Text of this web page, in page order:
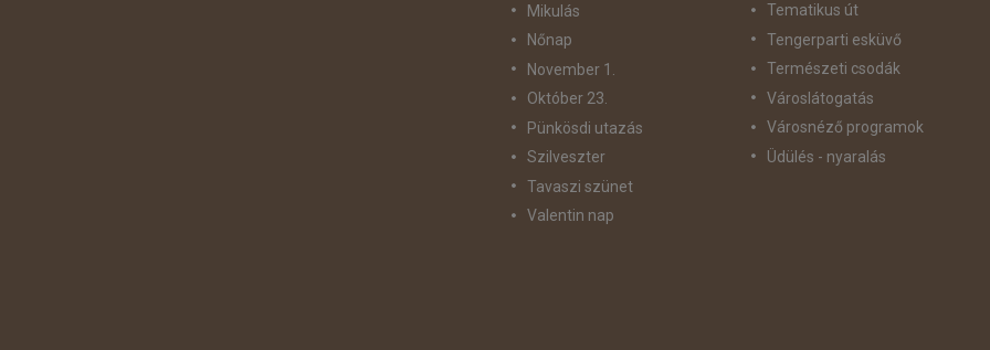
Mikulás
Nőnap
November 1.
Október 23.
Pünkösdi utazás
Szilveszter
Tavaszi szünet
Valentin nap
Tematikus út
Tengerparti esküvő
Természeti csodák
Városlátogatás
Városnéző programok
Üdülés - nyaralás